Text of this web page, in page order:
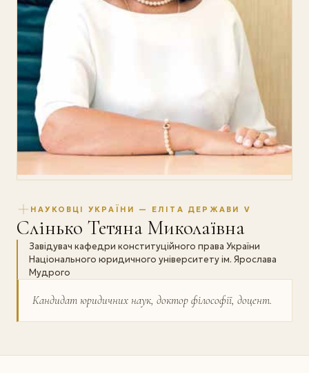
НАУКОВЦІ УКРАЇНИ — ЕЛІТА ДЕРЖАВИ V
Слінько Тетяна Миколаївна
Завідувач кафедри конституційного права України
Національного юридичного університету ім. Ярослава
Мудрого
Кандидат юридичних наук, доктор філософії, доцент.